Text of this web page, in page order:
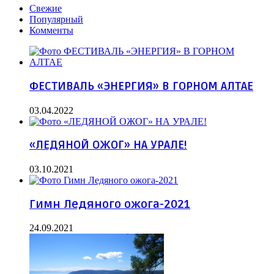
Свежие
Популярный
Комменты
ФЕСТИВАЛЬ «ЭНЕРГИЯ» В ГОРНОМ АЛТАЕ
03.04.2022
«ЛЕДЯНОЙ ОЖОГ» НА УРАЛЕ!
03.10.2021
Гимн Ледяного ожога-2021
24.09.2021